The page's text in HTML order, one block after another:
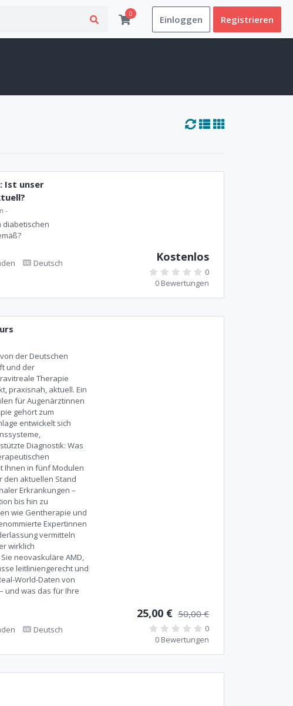
0 Einloggen Registrieren
Ist unser
-
diabetischen
Deutsch
Kostenlos
0
0 Bewertungen
der Deutschen
und der
Therapie
praxisnah, aktuell. Ein
für Augenärztinnen
gehört zum
entwickelt sich
Diagnostik: Was
Ihnen in fünf Modulen
den aktuellen Stand
Erkrankungen –
bis hin zu
wie Gentherapie und
Expertinnen
vermitteln
wirklich
neovaskuläre AMD,
leitliniengerecht und
World-Daten von
und was das für Ihre
Deutsch
25,00 € 50,00 €
0
0 Bewertungen